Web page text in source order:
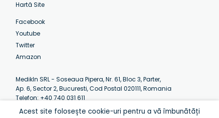
Hartă Site
Facebook
Youtube
Twitter
Amazon
MedikIn SRL - Soseaua Pipera, Nr. 61, Bloc 3, Parter,
Ap. 6, Sector 2, Bucuresti, Cod Postal 020111, Romania
Telefon: +40 740 031 611
Email: contact@artenediana.com
Acest site folosește cookie-uri pentru a vă îmbunătăți